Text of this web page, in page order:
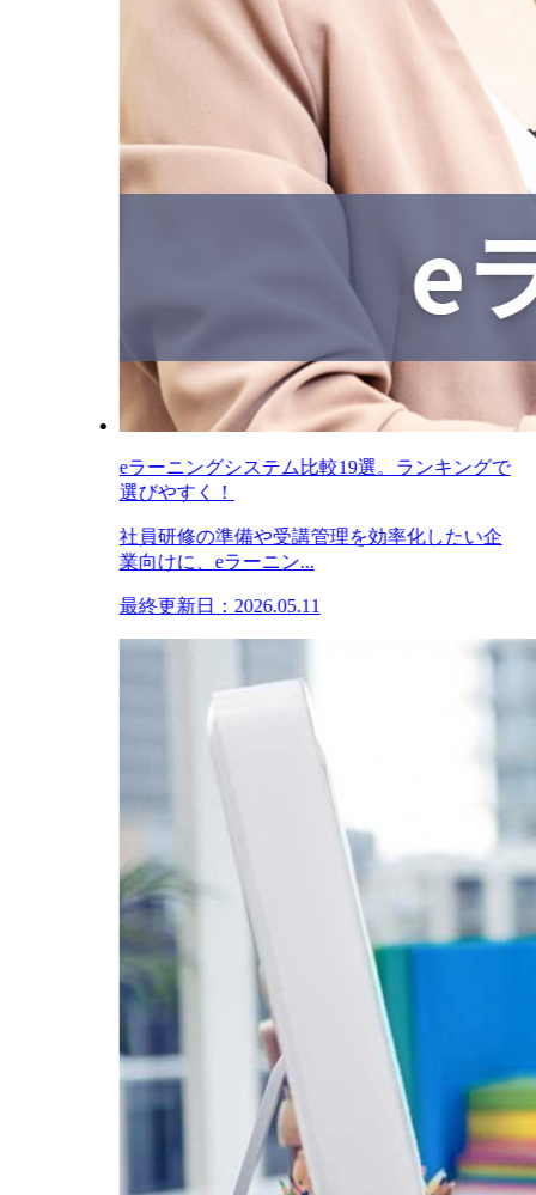
eラーニングシステム比較19選。ランキングで
選びやすく！
社員研修の準備や受講管理を効率化したい企
業向けに、eラーニン...
最終更新日：2026.05.11